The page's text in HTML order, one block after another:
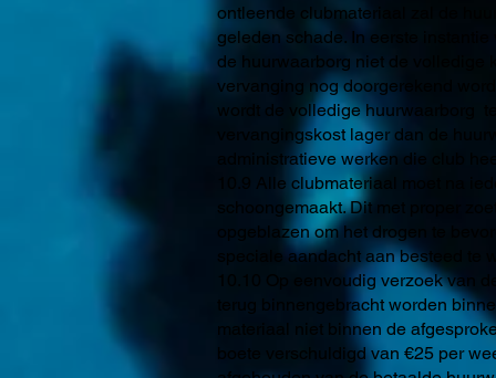
ontleende clubmateriaal zal de
geleden schade. In eerste
de huurwaarborg niet de volledige
vervanging nog doorgerekend
wordt de volledige huurwaarborg
vervangingskost lager dan de
administratieve werken die club
10.9 Alle clubmateriaal moet na
schoongemaakt. Dit met proper
opgeblazen om het drogen te
speciale aandacht aan besteed te
10.10 Op eenvoudig verzoek van
terug binnengebracht worden
materiaal niet binnen de
boete verschuldigd van €25 per